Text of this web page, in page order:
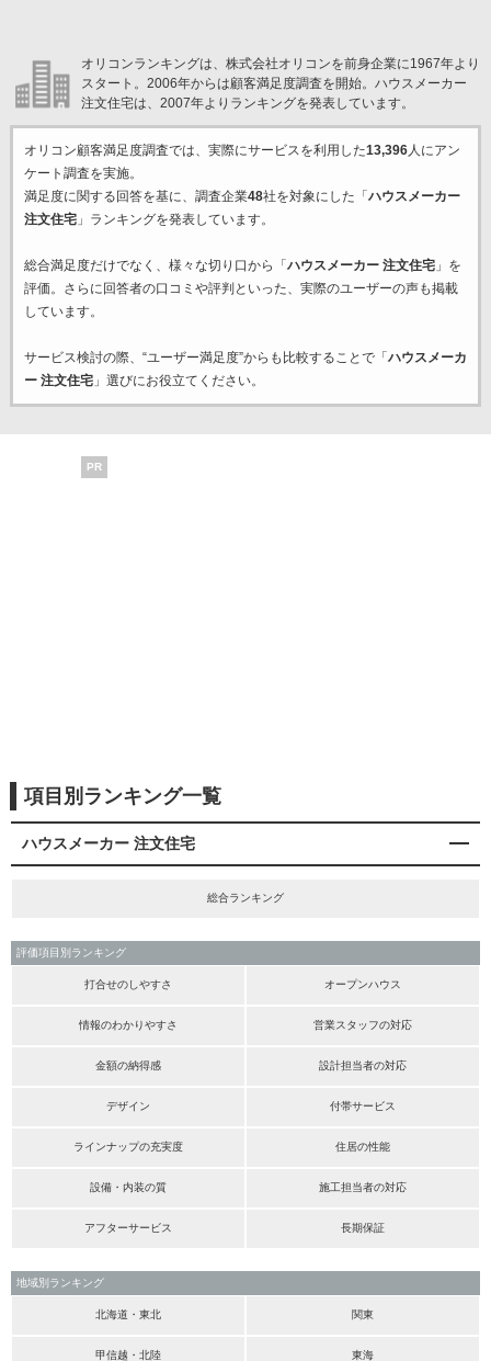
オリコンランキングは、株式会社オリコンを前身企業に1967年より
スタート。2006年からは顧客満足度調査を開始。ハウスメーカー
注文住宅は、2007年よりランキングを発表しています。
オリコン顧客満足度調査では、実際にサービスを利用した13,396人にアン
ケート調査を実施。
満足度に関する回答を基に、調査企業48社を対象にした「ハウスメーカー
注文住宅」ランキングを発表しています。
総合満足度だけでなく、様々な切り口から「ハウスメーカー 注文住宅」を
評価。さらに回答者の口コミや評判といった、実際のユーザーの声も掲載
しています。
サービス検討の際、“ユーザー満足度”からも比較することで「ハウスメーカ
ー 注文住宅」選びにお役立てください。
PR
項目別ランキング一覧
ハウスメーカー 注文住宅
総合ランキング
評価項目別ランキング
打合せのしやすさ オープンハウス
情報のわかりやすさ 営業スタッフの対応
金額の納得感 設計担当者の対応
デザイン 付帯サービス
ラインナップの充実度 住居の性能
設備・内装の質 施工担当者の対応
アフターサービス 長期保証
地域別ランキング
北海道・東北 関東
甲信越・北陸 東海